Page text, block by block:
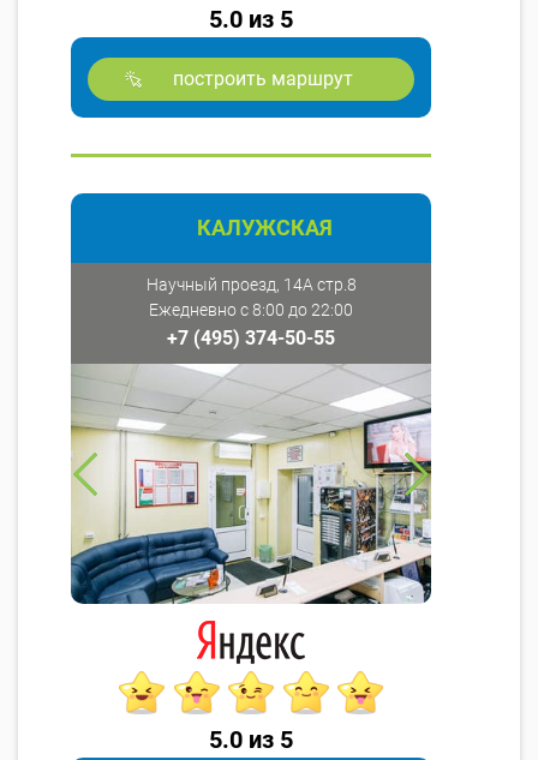
5.0 из 5
построить маршрут
КАЛУЖСКАЯ
Научный проезд, 14А стр.8
Ежедневно с 8:00 до 22:00
+7 (495) 374-50-55
5.0 из 5